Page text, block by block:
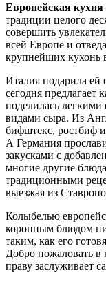
Европейская кухня
традиции целого
совершить
всей Европе и
крупнейших кухонь
Италия подарила ей
сегодня предлагает
поделилась
видами сыра. Из
бифштекс, ростбиф
А Германия
закусками с
многие другие
традиционными
выезжая из
Колыбелью
коронным блюдом
таким, как его
Добро пожаловать в
праву заслуживает